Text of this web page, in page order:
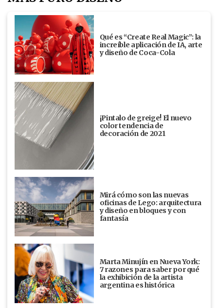
Qué es “Create Real Magic”: la
increíble aplicación de IA, arte
y diseño de Coca-Cola
¡Pintalo de greige! El nuevo
color tendencia de
decoración de 2021
Mirá cómo son las nuevas
oficinas de Lego: arquitectura
y diseño en bloques y con
fantasía
Marta Minujín en Nueva York:
7 razones para saber por qué
la exhibición de la artista
argentina es histórica